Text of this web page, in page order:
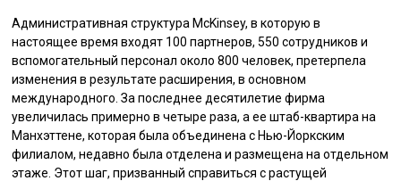
Административная структура McKinsey, в которую в
настоящее время входят 100 партнеров, 550 сотрудников и
вспомогательный персонал около 800 человек, претерпела
изменения в результате расширения, в основном
международного. За последнее десятилетие фирма
увеличилась примерно в четыре раза, а ее штаб-квартира на
Манхэттене, которая была объединена с Нью-Йоркским
филиалом, недавно была отделена и размещена на отдельном
этаже. Этот шаг, призванный справиться с растущей